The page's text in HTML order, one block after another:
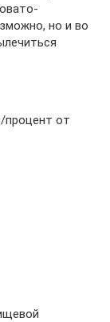
но и во
процент от